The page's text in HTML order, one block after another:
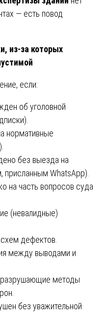
— есть повод
из-за которых
если:
об уголовной
нормативные
без выезда на
присланным WhatsApp).
на часть вопросов суда
(невалидные)
дефектов.
между выводами и
разрушающие методы
без уважительной